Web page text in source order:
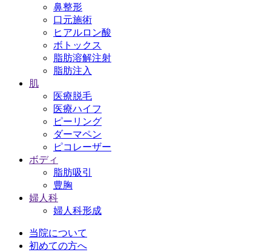
鼻整形
口元施術
ヒアルロン酸
ボトックス
脂肪溶解注射
脂肪注入
肌
医療脱毛
医療ハイフ
ピーリング
ダーマペン
ピコレーザー
ボディ
脂肪吸引
豊胸
婦人科
婦人科形成
当院について
初めての方へ